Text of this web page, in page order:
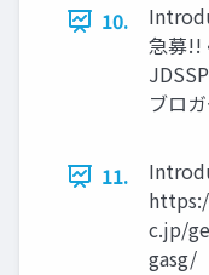
10.
急募!!
ブロ
11.
c.jp/
gasg/